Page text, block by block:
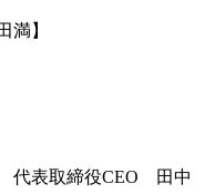
】
代表取締役CEO 田中